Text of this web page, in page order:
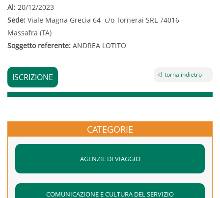
Al: 20/12/2023
Sede: Viale Magna Grecia 64 c/o Tornerai SRL 74016 -
Massafra (TA)
Soggetto referente: ANDREA LOTITO
ISCRIZIONE torna indietro
CATEGORIE
AGENZIE DI VIAGGIO
COMUNICAZIONE E CULTURA DEL SERVIZIO